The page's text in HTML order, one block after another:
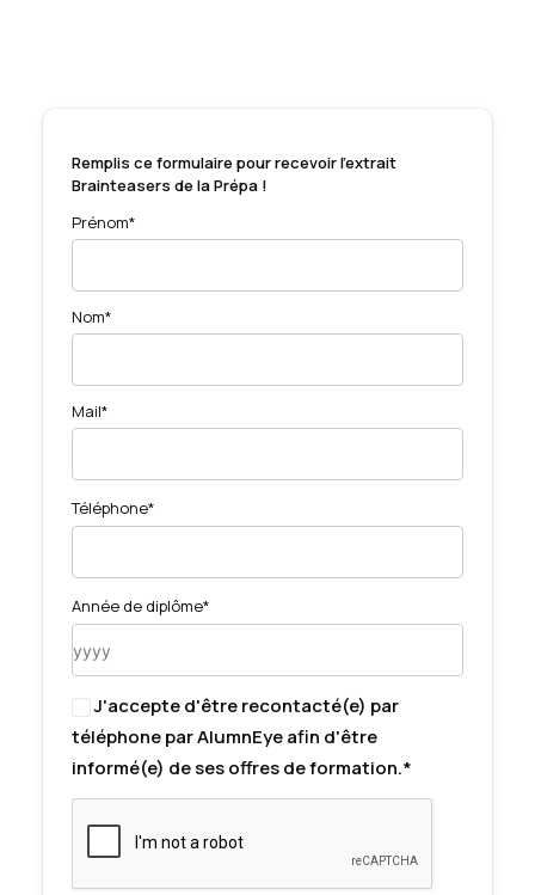
Remplis ce formulaire pour recevoir l'extrait
Brainteasers de la Prépa !
Prénom*
Nom*
Mail*
Téléphone*
Année de diplôme*
J'accepte d'être recontacté(e) par
téléphone par AlumnEye afin d'être
informé(e) de ses offres de formation.*